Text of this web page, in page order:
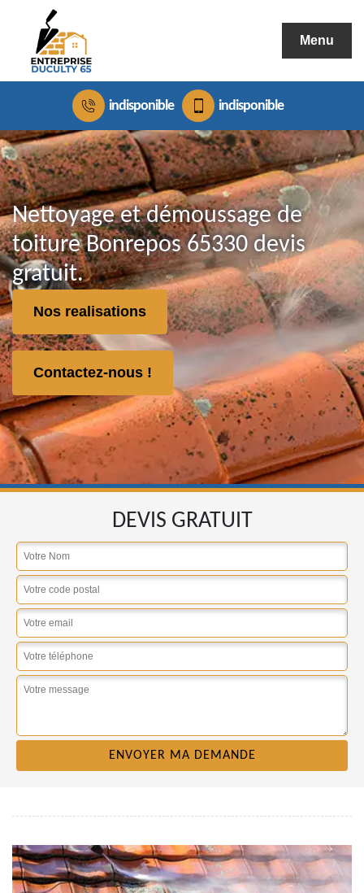
Menu
indisponible indisponible
Nettoyage et démoussage de
toiture Bonrepos 65330 devis
gratuit.
Nos realisations
Contactez-nous !
DEVIS GRATUIT